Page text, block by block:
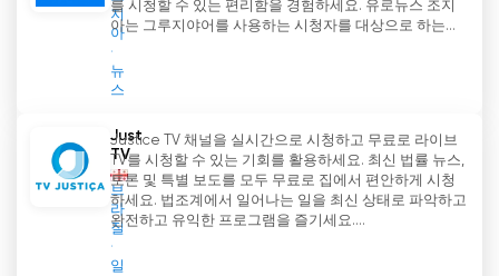
지
아
뉴
스
를 시청할 수 있는 편리함을 경험하세요. 유로뉴스 조지
아는 그루지야어를 사용하는 시청자를 대상으로 하는...
Just
TV
브
라
질
일
Justice TV 채널을 실시간으로 시청하고 무료로 라이브
TV를 시청할 수 있는 기회를 활용하세요. 최신 법률 뉴스,
토론 및 특별 보도를 모두 무료로 집에서 편안하게 시청
하세요. 법조계에서 일어나는 일을 최신 상태로 파악하고
완전하고 유익한 프로그램을 즐기세요....